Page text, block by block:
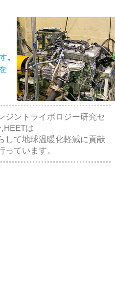
ジントライボロジー研究セ
は
して地球温暖化軽減に貢献
っています。